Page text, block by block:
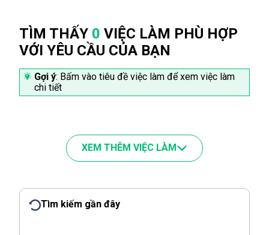
TÌM THẤY 0 VIỆC LÀM PHÙ HỢP
VỚI YÊU CẦU CỦA BẠN
Gợi ý: Bấm vào tiêu đề việc làm để xem việc làm
chi tiết
XEM THÊM VIỆC LÀM
Tìm kiếm gần đây